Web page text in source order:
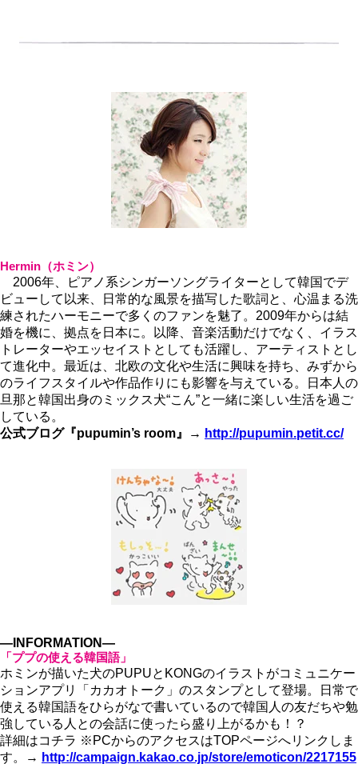
Hermin（ホミン）
2006年、ピアノ系シンガーソングライターとして韓国でデ
ビューして以来、日常的な風景を描写した歌詞と、心温まる洗
練されたハーモニーで多くのファンを魅了。2009年からは結
婚を機に、拠点を日本に。以降、音楽活動だけでなく、イラス
トレーターやエッセイストとしても活躍し、アーティストとし
て進化中。最近は、北欧の文化や生活に興味を持ち、みずから
のライフスタイルや作品作りにも影響を与えている。日本人の
旦那と韓国出身のミックス犬“こん”と一緒に楽しい生活を過ご
している。
公式ブログ『pupumin’s room』→ http://pupumin.petit.cc/
―INFORMATION―
「ププの使える韓国語」
ホミンが描いた犬のPUPUとKONGのイラストがコミュニケー
ションアプリ「カカオトーク」のスタンプとして登場。日常で
使える韓国語をひらがなで書いているので韓国人の友だちや勉
強している人との会話に使ったら盛り上がるかも！？
詳細はコチラ ※PCからのアクセスはTOPページへリンクしま
す。→ http://campaign.kakao.co.jp/store/emoticon/2217155